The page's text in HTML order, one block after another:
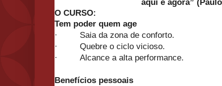
aqui e agora”
O CURSO:
Tem poder quem age
·
Saia da zona de conforto.
·
Quebre o ciclo vicioso.
·
Alcance a alta performance.
Benefícios pessoais